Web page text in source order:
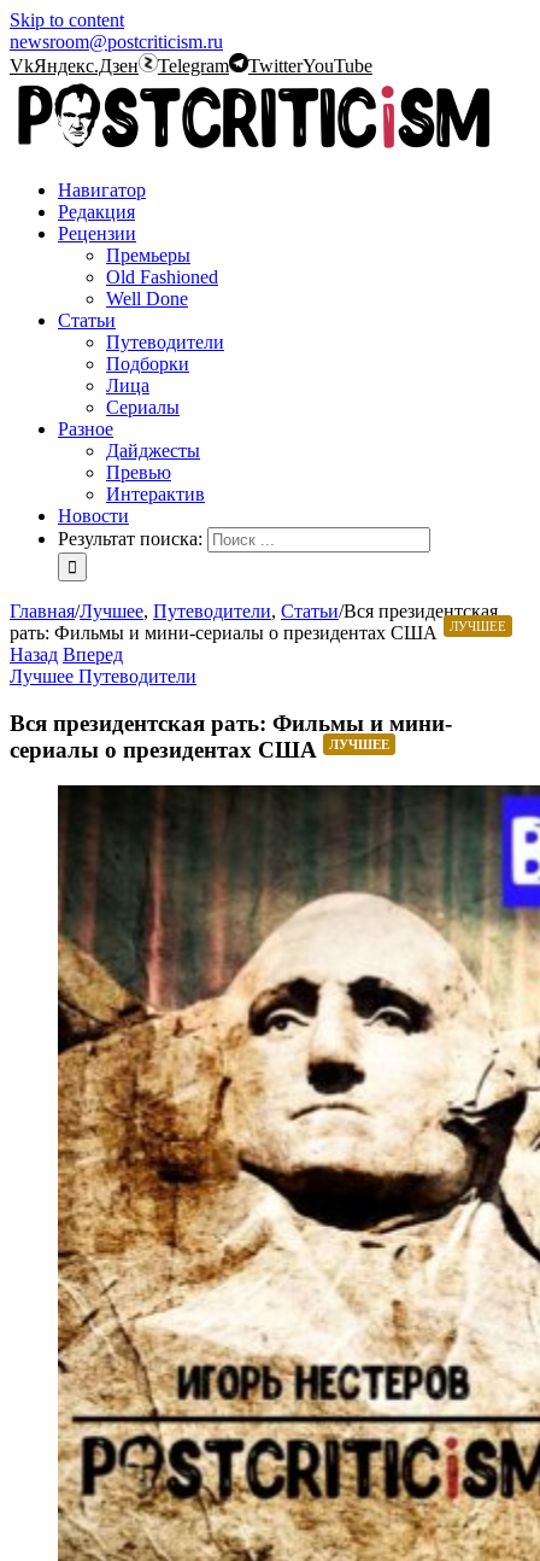
Skip to content
newsroom@postcriticism.ru
VkЯндекс.Дзен Telegram TwitterYouTube
Навигатор
Редакция
Рецензии
Премьеры
Old Fashioned
Well Done
Статьи
Путеводители
Подборки
Лица
Сериалы
Разное
Дайджесты
Превью
Интерактив
Новости
Результат поиска:
Главная/Лучшее, Путеводители, Статьи/Вся президентская
рать: Фильмы и мини-сериалы о президентах США
ЛУЧШЕЕ
Назад Вперед
Лучшее Путеводители
Вся президентская рать: Фильмы и мини-
сериалы о президентах США
ЛУЧШЕЕ